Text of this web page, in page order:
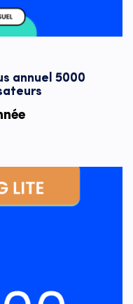
annuel 5000